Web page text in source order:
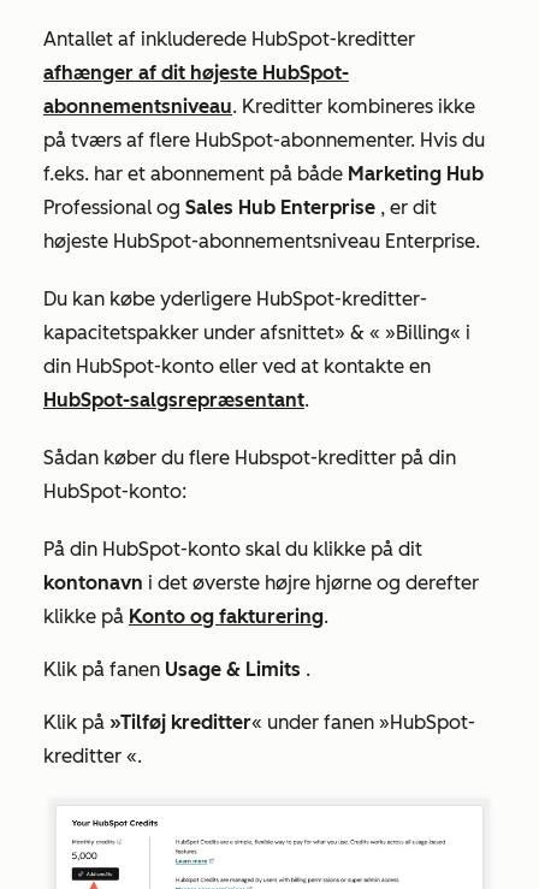
Antallet af inkluderede HubSpot-kreditter
afhænger af dit højeste HubSpot-
abonnementsniveau. Kreditter kombineres ikke
på tværs af flere HubSpot-abonnementer. Hvis du
f.eks. har et abonnement på både Marketing Hub
Professional og Sales Hub Enterprise , er dit
højeste HubSpot-abonnementsniveau Enterprise.
Du kan købe yderligere HubSpot-kreditter-
kapacitetspakker under afsnittet» & « »Billing« i
din HubSpot-konto eller ved at kontakte en
HubSpot-salgsrepræsentant.
Sådan køber du flere Hubspot-kreditter på din
HubSpot-konto:
På din HubSpot-konto skal du klikke på dit
kontonavn i det øverste højre hjørne og derefter
klikke på Konto og fakturering.
Klik på fanen Usage & Limits .
Klik på »Tilføj kreditter« under fanen »HubSpot-
kreditter «.